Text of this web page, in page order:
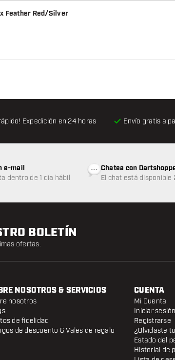
Feather Red/Silver
Expedición en 24 horas Envío gratis a
e-mail
dentro de 1 día hábil
Chatea con
El chat está disponible
BOLETÍN
ofertas.
NOSOTROS & SERVICIOS
nosotros
de fidelidad
de descuento & Vales de regalo
CUENTA
Mi Cuenta
Iniciar sesión
Registrarse
¿Olvidaste
Estado del
Historial de